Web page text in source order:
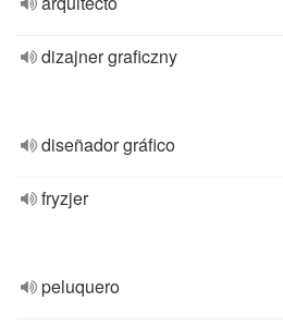
dizajner graficzny
diseñador gráfico
fryzjer
peluquero